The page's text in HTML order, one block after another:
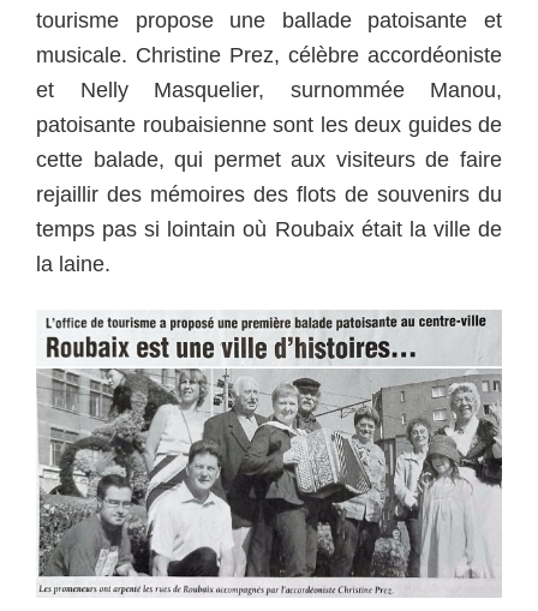
tourisme propose une ballade patoisante et
musicale. Christine Prez, célèbre accordéoniste
et Nelly Masquelier, surnommée Manou,
patoisante roubaisienne sont les deux guides de
cette balade, qui permet aux visiteurs de faire
rejaillir des mémoires des flots de souvenirs du
temps pas si lointain où Roubaix était la ville de
la laine.